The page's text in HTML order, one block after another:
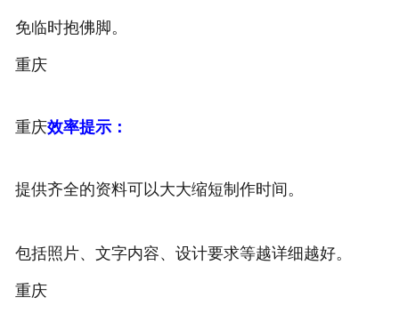
免临时抱佛脚。
重庆
重庆效率提示：
提供齐全的资料可以大大缩短制作时间。
包括照片、文字内容、设计要求等越详细越好。
重庆